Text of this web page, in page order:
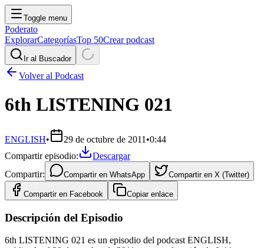
Toggle menu
Poderato
ExplorarCategoríasTop 50Crear podcast
Ir al Buscador
Volver al Podcast
6th LISTENING 021
ENGLISH• 29 de octubre de 2011 •0:44
Compartir episodio:
Descargar
Compartir:
Compartir en WhatsApp Compartir en X (Twitter)
Compartir en Facebook Copiar enlace
Descripción del Episodio
6th LISTENING 021 es un episodio del podcast ENGLISH,